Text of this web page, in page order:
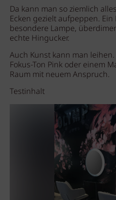
Da kann man so ziemlich
Ecken gezielt aufpeppen.
besondere Lampe,
echte Hingucker.
Auch Kunst kann man
Fokus-Ton Pink oder einem
Raum mit neuem Anspruch.
Testinhalt